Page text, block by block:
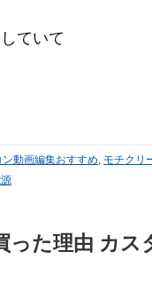
ていて
ン動画編集おすすめ, モチクリ
た理由 カス